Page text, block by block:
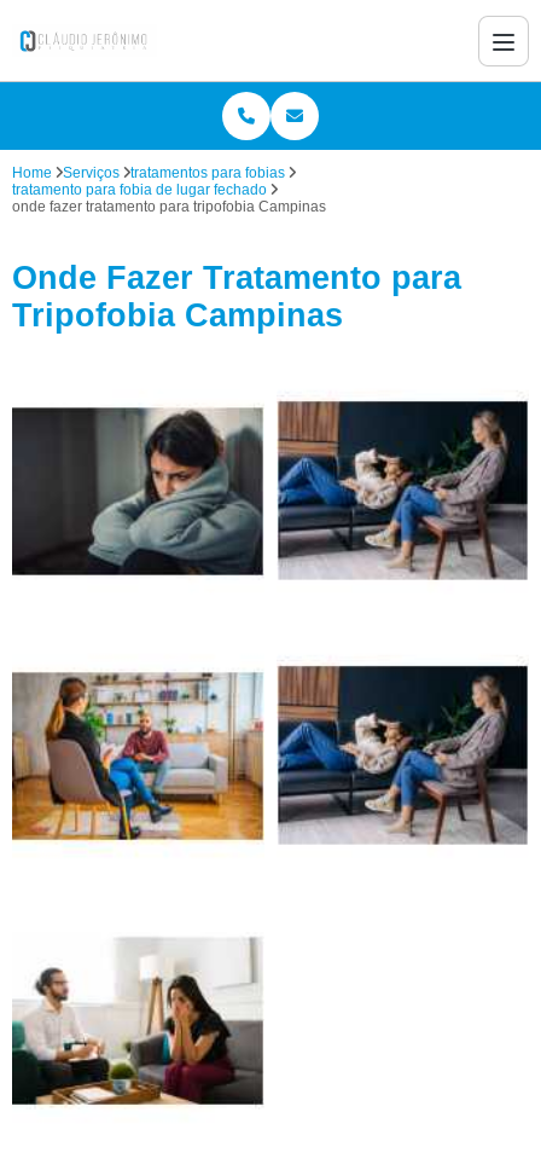
Home Serviços
tratamentos para fobias
tratamento para fobia de lugar fechado
onde fazer tratamento para tripofobia Campinas
Onde Fazer Tratamento para
Tripofobia Campinas